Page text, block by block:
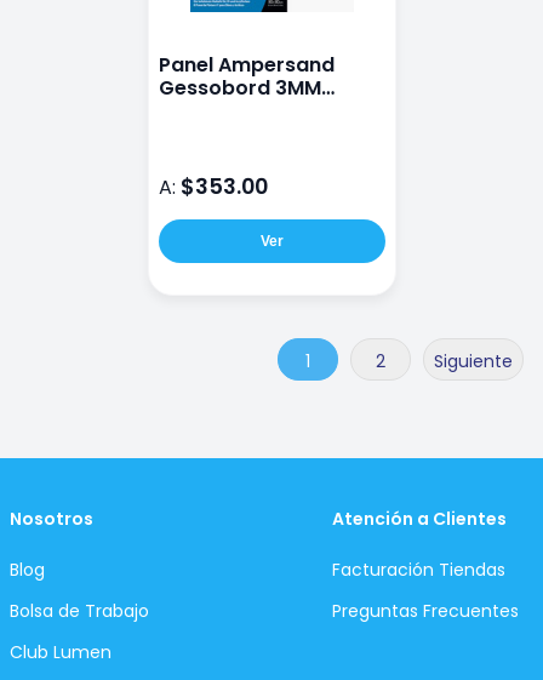
Panel Ampersand
Gessobord 3MM
A: $353.00
Ver
1 2 Siguiente
Nosotros
Blog
Bolsa de Trabajo
Club Lumen
Atención a Clientes
Facturación Tiendas
Preguntas Frecuentes